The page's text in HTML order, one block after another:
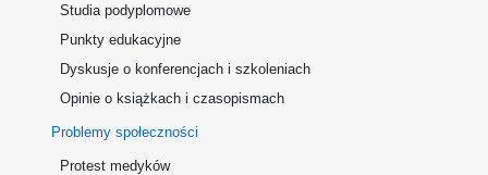
Studia podyplomowe
Punkty edukacyjne
Dyskusje o konferencjach i szkoleniach
Opinie o książkach i czasopismach
Problemy społeczności
Protest medyków